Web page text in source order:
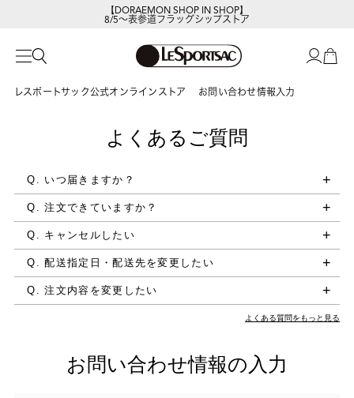
【DORAEMON SHOP IN SHOP】
8/5～表参道フラッグシップストア
レスポートサック公式オンラインストア お問い合わせ情報入力
よくあるご質問
Q. いつ届きますか？
Q. 注文できていますか？
Q. キャンセルしたい
Q. 配送指定日・配送先を変更したい
Q. 注文内容を変更したい
よくある質問をもっと見る
お問い合わせ情報の入力